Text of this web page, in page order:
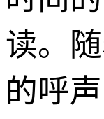
读。
的呼